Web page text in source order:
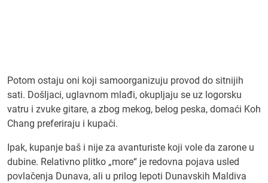
Potom ostaju oni koji samoorganizuju provod do sitnijih
sati. Došljaci, uglavnom mlađi, okupljaju se uz logorsku
vatru i zvuke gitare, a zbog mekog, belog peska, domaći Koh
Chang preferiraju i kupači.
Ipak, kupanje baš i nije za avanturiste koji vole da zarone u
dubine. Relativno plitko „more“ je redovna pojava usled
povlačenja Dunava, ali u prilog lepoti Dunavskih Maldiva